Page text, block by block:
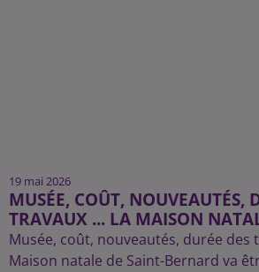
19 mai 2026
MUSÉE, COÛT, NOUVEAUTÉS,
TRAVAUX ... LA MAISON
Musée, coût, nouveautés, durée des
Maison natale de Saint-Bernard va